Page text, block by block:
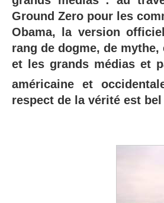
Ground Zero pour les
Obama, la version
rang de dogme, de
et les grands médias et
américaine et
respect de la vérité est